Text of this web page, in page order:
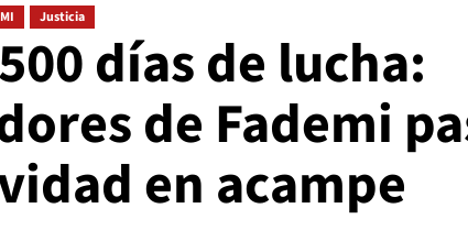
Justicia
días de lucha:
de Fademi
en acampe